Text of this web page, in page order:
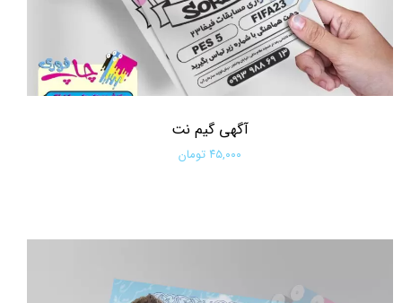
آگهی گیم نت
۴۵,۰۰۰ تومان